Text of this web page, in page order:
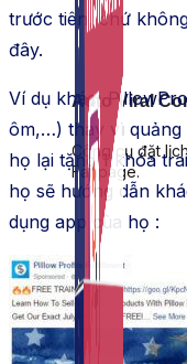
Auto Viral
Công cụ đặt
Fanpage.
trước tiên, chứ
đây.
Ví dụ khác,
ôm,…) thay vì quảng
họ lại tặng 1 khóa
họ sẽ hướng dẫn
dụng app của họ :